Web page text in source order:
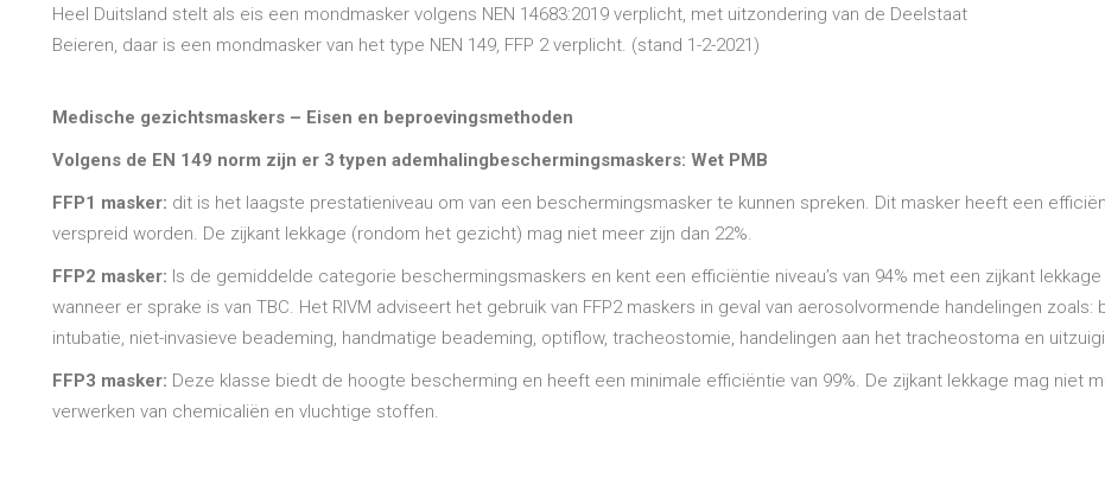
Heel Duitsland stelt als eis een mondmasker volgens NEN 14683:2019 verplicht, met uitzondering van de Deelstaat
Beieren, daar is een mondmasker van het type NEN 149, FFP 2 verplicht. (stand 1-2-2021)
Medische gezichtsmaskers – Eisen en beproevingsmethoden
Volgens de EN 149 norm zijn er 3 typen ademhalingbeschermingsmaskers: Wet PMB
FFP1 masker: dit is het laagste prestatieniveau om van een beschermingsmasker te kunnen spreken. Dit masker heeft een
verspreid worden. De zijkant lekkage (rondom het gezicht) mag niet meer zijn dan 22%.
FFP2 masker: Is de gemiddelde categorie beschermingsmaskers en kent een efficiëntie niveau’s van 94% met een zijkant
wanneer er sprake is van TBC. Het RIVM adviseert het gebruik van FFP2 maskers in geval van aerosolvormende handelingen
intubatie, niet-invasieve beademing, handmatige beademing, optiflow, tracheostomie, handelingen aan het tracheostoma en
FFP3 masker: Deze klasse biedt de hoogte bescherming en heeft een minimale efficiëntie van 99%. De zijkant lekkage mag niet
verwerken van chemicaliën en vluchtige stoffen.